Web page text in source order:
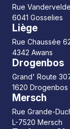
Rue
6041 Gosselies
Liège
Rue Chaussée
4342 Awans
Drogenbos
Grand' Route
1620 Drogenbos
Mersch
Rue Grande-
L-7520 Mersch